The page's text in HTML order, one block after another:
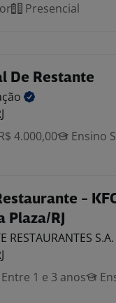
Presencial
De Restante
4.000,00
Ensino
-
RJ
RESTAURANTES S.A.
Entre 1 e 3 anos